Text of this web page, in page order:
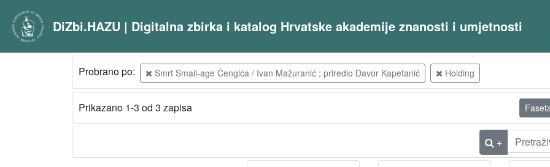
DiZbi.HAZU | Digitalna zbirka i katalog Hrvatske akademije znanosti i umjetnosti
Probrano po: Smrt Smail-age Čengića / Ivan Mažuranić ; priredio Davor Kapetanić Holding
Prikazano 1-3 od 3 zapisa
+